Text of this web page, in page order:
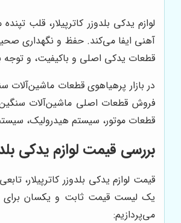
لوازم یدکی بلدوزر کاترپیلار، قلب
آهنی ایفا می‌کند. حفظ و نگهداری
قطعات یدکی اصلی و باکیفیت، و توجه
در بازار پرهیاهوی قطعات ماشین‌آلات
فروش قطعات اصلی ماشین‌آلات سنگین،
قطعات موتور، سیستم هیدرولیک،
بررسی قیمت لوازم یدکی
قیمت لوازم یدکی بلدوزر کاترپیلار،
یک لیست قیمت ثابت و یکسان برای
می‌پردازیم: